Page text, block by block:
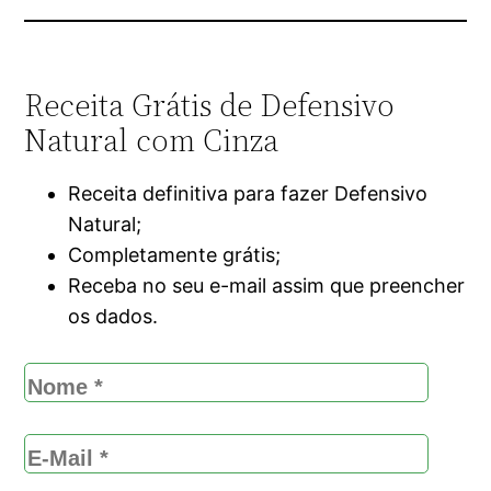
Receita Grátis de Defensivo
Natural com Cinza
Receita definitiva para fazer Defensivo
Natural;
Completamente grátis;
Receba no seu e-mail assim que preencher
os dados.